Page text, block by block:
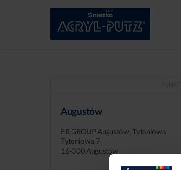
Augustów
ER GROUP Augustów, Tytoniowa
Tytoniowa 7
16-300 Augustów